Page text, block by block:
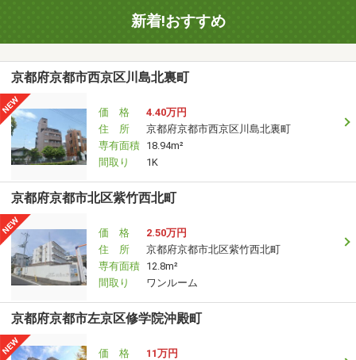
新着!おすすめ
京都府京都市西京区川島北裏町
価 格
4.40万円
住 所
京都府京都市西京区川島北裏町
専有面積 18.94m²
間取り
1K
京都府京都市北区紫竹西北町
価 格
2.50万円
住 所
京都府京都市北区紫竹西北町
専有面積 12.8m²
間取り
ワンルーム
京都府京都市左京区修学院沖殿町
価 格
11万円